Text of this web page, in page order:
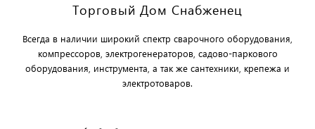
Торговый Дом Снабженец
Всегда в наличии широкий спектр сварочного оборудования,
компрессоров, электрогенераторов, садово-паркового
оборудования, инструмента, а так же сантехники, крепежа и
электротоваров.